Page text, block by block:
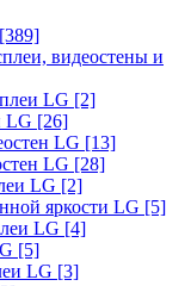
[389]
видеостены и
LG [2]
LG [26]
LG [13]
LG [28]
LG [2]
яркости LG [5]
LG [4]
[5]
LG [3]